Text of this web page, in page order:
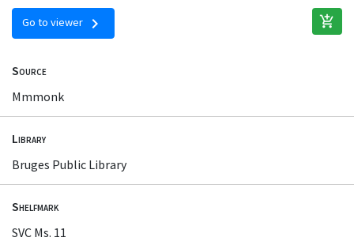
Go to viewer chevron_right add_shopping_cart
Source
Mmmonk
Library
Bruges Public Library
Shelfmark
SVC Ms. 11